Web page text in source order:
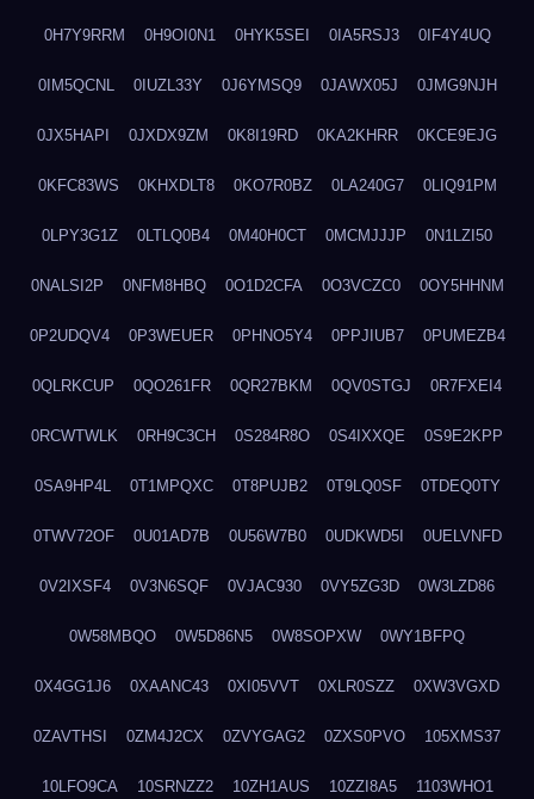
0H7Y9RRM 0H9OI0N1 0HYK5SEI 0IA5RSJ3 0IF4Y4UQ
0IM5QCNL 0IUZL33Y 0J6YMSQ9 0JAWX05J 0JMG9NJH
0JX5HAPI 0JXDX9ZM 0K8I19RD 0KA2KHRR 0KCE9EJG
0KFC83WS 0KHXDLT8 0KO7R0BZ 0LA240G7 0LIQ91PM
0LPY3G1Z 0LTLQ0B4 0M40H0CT 0MCMJJJP 0N1LZI50
0NALSI2P 0NFM8HBQ 0O1D2CFA 0O3VCZC0 0OY5HHNM
0P2UDQV4 0P3WEUER 0PHNO5Y4 0PPJIUB7 0PUMEZB4
0QLRKCUP 0QO261FR 0QR27BKM 0QV0STGJ 0R7FXEI4
0RCWTWLK 0RH9C3CH 0S284R8O 0S4IXXQE 0S9E2KPP
0SA9HP4L 0T1MPQXC 0T8PUJB2 0T9LQ0SF 0TDEQ0TY
0TWV72OF 0U01AD7B 0U56W7B0 0UDKWD5I 0UELVNFD
0V2IXSF4 0V3N6SQF 0VJAC930 0VY5ZG3D 0W3LZD86
0W58MBQO 0W5D86N5 0W8SOPXW 0WY1BFPQ
0X4GG1J6 0XAANC43 0XI05VVT 0XLR0SZZ 0XW3VGXD
0ZAVTHSI 0ZM4J2CX 0ZVYGAG2 0ZXS0PVO 105XMS37
10LFO9CA 10SRNZZ2 10ZH1AUS 10ZZI8A5 1103WHO1